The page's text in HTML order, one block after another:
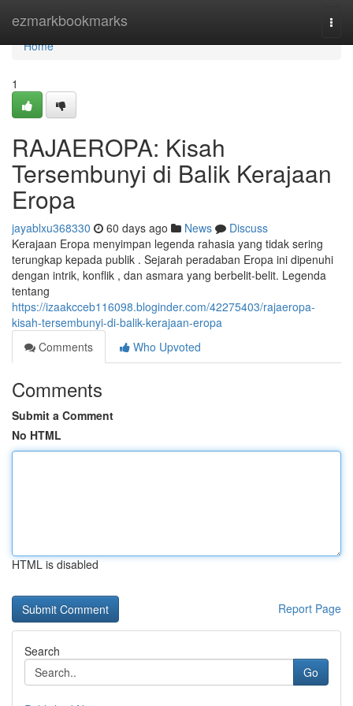
ezmarkbookmarks
Home
Home
1
RAJAEROPA: Kisah
Tersembunyi di Balik Kerajaan
Eropa
jayablxu368330 60 days ago News
Discuss
Kerajaan Eropa menyimpan legenda rahasia yang tidak sering
terungkap kepada publik . Sejarah peradaban Eropa ini dipenuhi
dengan intrik, konflik , dan asmara yang berbelit-belit. Legenda
tentang
https://izaakcceb116098.bloginder.com/42275403/rajaeropa-
kisah-tersembunyi-di-balik-kerajaan-eropa
Comments
Who Upvoted
Comments
Submit a Comment
No HTML
HTML is disabled
Report Page
Search
Go